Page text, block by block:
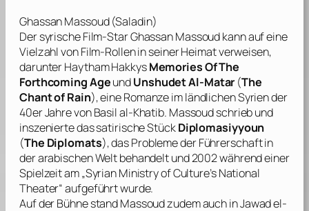
Ghassan Massoud(Saladin)
Der syrische Film-StarGhassan Massoudkann auf eine
Vielzahl von Film-Rollen in seiner Heimat verweisen,
darunterHaytham HakkysMemories Of The
Forthcoming AgeundUnshudet Al-Matar (The
Chant of Rain), eine Romanze im ländlichen Syrien der
40er Jahre vonBasil al-Khatib. Massoudschrieb und
inszenierte das satirische StückDiplomasiyyoun
(The Diplomats), das Probleme der Führerschaft in
der arabischen Welt behandelt und 2002 während einer
Spielzeit am „Syrian Ministry of Culture’s National
Theater“ aufgeführt wurde.
Auf der Bühne stand Massoud zudem auch inJawad el-